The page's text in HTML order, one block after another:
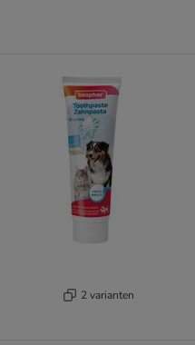
2 varianten